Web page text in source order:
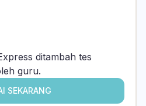
ditambah tes
guru.
SEKARANG